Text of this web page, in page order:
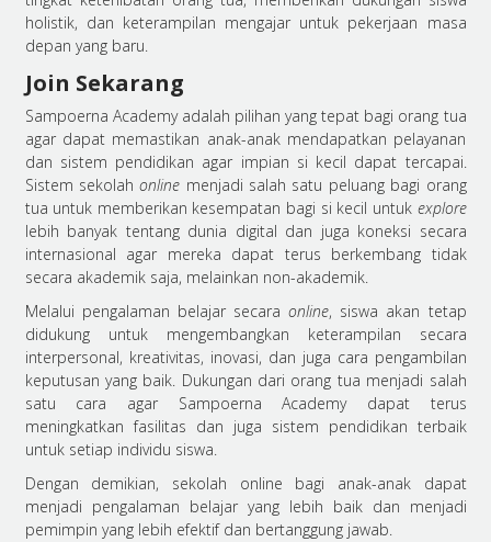
holistik, dan keterampilan mengajar untuk pekerjaan masa
depan yang baru.
Join Sekarang
Sampoerna Academy adalah pilihan yang tepat bagi orang tua
agar dapat memastikan anak-anak mendapatkan pelayanan
dan sistem pendidikan agar impian si kecil dapat tercapai.
Sistem sekolahonline menjadi salah satu peluang bagi orang
tua untuk memberikan kesempatan bagi si kecil untuk explore
lebih banyak tentang dunia digital dan juga koneksi secara
internasional agar mereka dapat terus berkembang tidak
secara akademik saja, melainkan non-akademik.
Melalui pengalaman belajar secaraonline, siswa akan tetap
didukung untuk mengembangkan keterampilan secara
interpersonal, kreativitas, inovasi, dan juga cara pengambilan
keputusan yang baik. Dukungan dari orang tua menjadi salah
satu cara agar Sampoerna Academy dapat terus
meningkatkan fasilitas dan juga sistem pendidikan terbaik
untuk setiap individu siswa.
Dengan demikian, sekolah online bagi anak-anakdapat
menjadi pengalaman belajar yang lebih baik dan menjadi
pemimpin yang lebih efektif dan bertanggung jawab.